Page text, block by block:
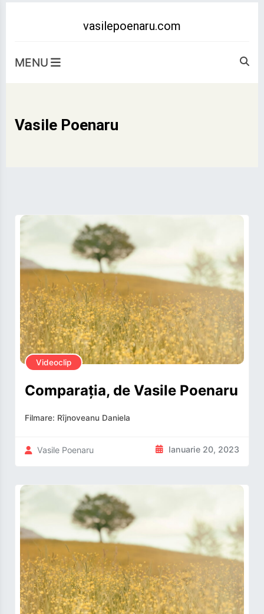
vasilepoenaru.com
MENU
Vasile Poenaru
Videoclip
Comparația, de Vasile Poenaru
Filmare: Rîjnoveanu Daniela
Vasile Poenaru Ianuarie 20, 2023